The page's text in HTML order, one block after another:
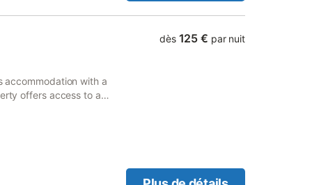
accommodation with a
offers access to a
dès 125 € par nuit